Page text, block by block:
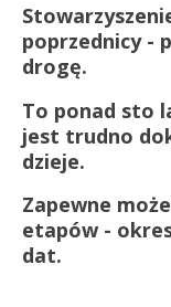
poprzednicy -
drogę.
To ponad sto
jest trudno
dzieje.
Zapewne
etapów -
dat.